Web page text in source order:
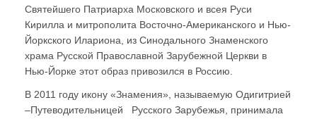
Святейшего Патриарха Московского и всея Руси
Кирилла и митрополита Восточно-Американского и Нью-
Йоркского Илариона, из Синодального Знаменского
храма Русской Православной Зарубежной Церкви в
Нью-Йорке этот образ привозился в Россию.
В 2011 году икону «Знамения», называемую Одигитрией
–Путеводительницей Русского Зарубежья, принимала